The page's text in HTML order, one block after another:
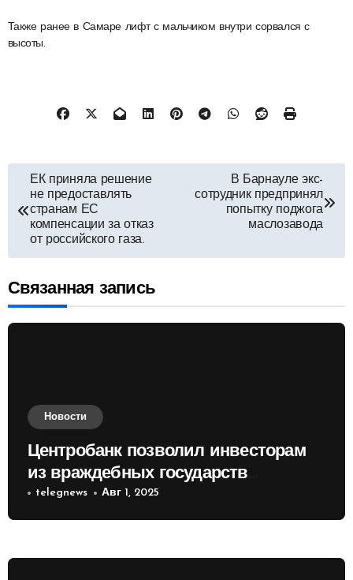
Также ранее в Самаре лифт с мальчиком внутри сорвался с
высоты.
Навигация
по
записям
ЕК приняла решение
не предоставлять
странам ЕС
компенсации за отказ
от российского газа.
В Барнауле экс-
сотрудник предпринял
попытку поджога
маслозавода
Связанная запись
Новости
Центробанк позволил инвесторам
из враждебных государств
приобретать валюту
telegnews Авг 1, 2025